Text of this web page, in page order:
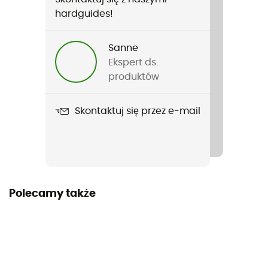
Nazwa produktu
hardguides!
Sanne
Ekspert ds.
produktów
Skontaktuj się przez e-mail
Polecamy także